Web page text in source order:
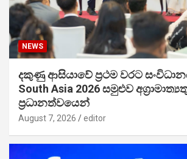
NEWS
දකුණු ආසියාවේ ප්‍රථම වරට
South Asia 2026 සමුළුව
ප්‍රධානත්වයෙන්
August 7, 2026 editor